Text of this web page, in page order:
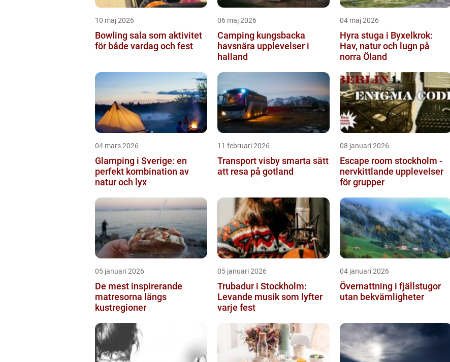
10 maj 2026
Bowling sala som aktivitet
för både vardag och fest
06 maj 2026
Camping kungsbacka
havsnära upplevelser i
halland
04 maj 2026
Hyra stuga i Byxelkrok:
Hav, natur och lugn på
norra Öland
04 mars 2026
Glamping i Sverige: en
perfekt kombination av
natur och lyx
11 februari 2026
Transport visby smarta sätt
att resa på gotland
08 januari 2026
Escape room stockholm -
nervkittlande upplevelser
för grupper
05 januari 2026
De mest inspirerande
matresorna längs
kustregioner
05 januari 2026
Trubadur i Stockholm:
Levande musik som lyfter
varje fest
04 januari 2026
Övernattning i fjällstugor
utan bekvämligheter